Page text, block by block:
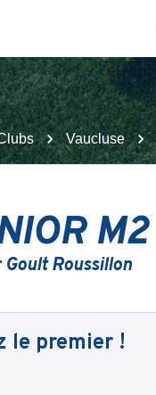
Vaucluse
M2
Roussillon
le premier !